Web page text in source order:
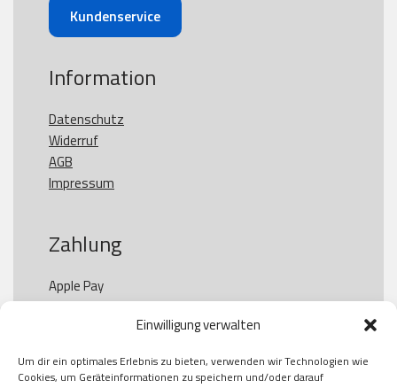
Einwilligung verwalten
Um dir ein optimales Erlebnis zu bieten, verwenden wir Technologien wie
Cookies, um Geräteinformationen zu speichern und/oder darauf
Kundenservice
Information
Datenschutz
Widerruf
AGB
Impressum
Zahlung
Apple Pay
Paypal
Kauf auf Rechung